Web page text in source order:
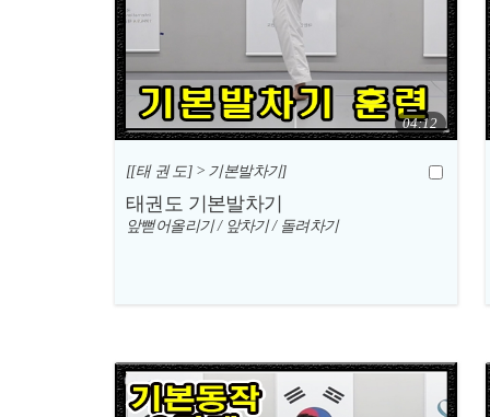
04:12
[[태 권 도] > 기본발차기]
태권도 기본발차기
앞뻗어올리기 / 앞차기 / 돌려차기